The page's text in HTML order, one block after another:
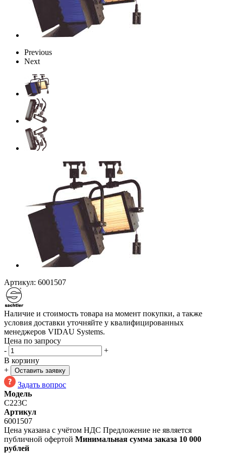
Previous
Next
Артикул: 6001507
Наличие и стоимость товара на момент покупки, а также
условия доставки уточняйте у квалифицированных
менеджеров VIDAU Systems.
Цена по запросу
-
+
В корзину
+
Оставить заявку
Задать вопрос
Модель
C223C
Артикул
6001507
Цена указана с учётом НДС Предложение не является
публичной офертой Минимальная сумма заказа 10 000
рублей